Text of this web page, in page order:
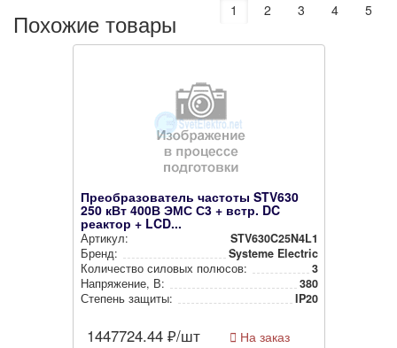
Похожие товары 1 2 3 4 5
Преобразователь частоты STV630
250 кВт 400В ЭМС С3 + встр. DC
реактор + LCD...
Артикул:
STV630C25N4L1
Бренд:
Systeme Electric
Количество силовых полюсов:
3
Нап­ря­же­ние, В:
380
Степень защиты:
IP20
1447724.44 ₽/шт На заказ